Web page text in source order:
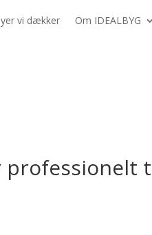
vi dækker Om IDEALBYG
professionelt